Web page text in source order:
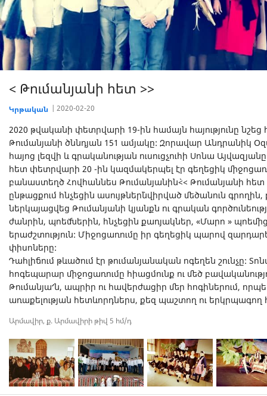
< Թումանյանի հետ >>
Կրթական 2020-02-20
2020 թվականի փետրվարի 19-ին համայն հայությունը նշեց
Թումանյանի ծննդյան 151 ամյակը: Զորավար Անդրանիկ
հայոց լեզվի և գրականության ուսուցչուհի Սոնա
հետ փետրվարի 20 -ին կազմակերպել էր գեղեցիկ
բանաստեղծ Հովհաննես Թումանյանին`<< Թումանյանի
ընթացքում հնչեցին ասույթներ`նվիրված մեծանուն
ներկայացվեց Թումանյանի կյանքն ու գրական
ժանրին, պոեմներին, հնչեցին քառյակներ, «Մարո »
երաժշտություն: Միջոցառումը իր գեղեցիկ պարով
փիսոները:
Դահլիճում թևածում էր թումանյանական ոգեղեն շունչը:
հոգեպարար միջոցառումը հիացմունք ու մեծ
Թումանյա՜ն, ապրիր ու հավերժացիր մեր հոգիներում,
առաքելության հետևորդներս, քեզ պաշտող ու
Արմավիր, ք. Արմավիրի թիվ 5 հմ/դ